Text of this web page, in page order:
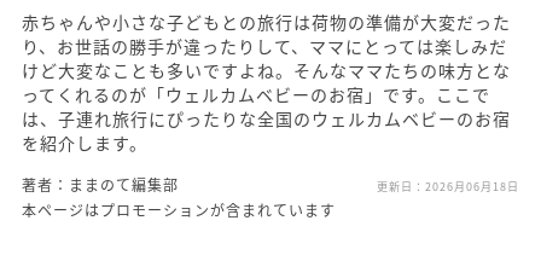
赤ちゃんや小さな子どもとの旅行は荷物の準備が大変だった
り、お世話の勝手が違ったりして、ママにとっては楽しみだ
けど大変なことも多いですよね。そんなママたちの味方とな
ってくれるのが「ウェルカムベビーのお宿」です。ここで
は、子連れ旅行にぴったりな全国のウェルカムベビーのお宿
を紹介します。
著者：ままのて編集部 更新日： 2026月06月18日
本ページはプロモーションが含まれています